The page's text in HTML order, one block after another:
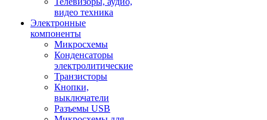
видео техника
Электронные
компоненты
Микросхемы
Конденсаторы
электролитические
Транзисторы
Кнопки,
выключатели
Разъемы USB